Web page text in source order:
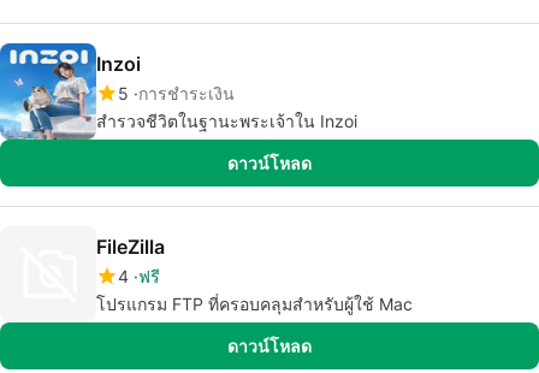
Inzoi
5 การชำระเงิน
สำรวจชีวิตในฐานะพระเจ้าใน Inzoi
ดาวน์โหลด
FileZilla
4 ฟรี
โปรแกรม FTP ที่ครอบคลุมสำหรับผู้ใช้ Mac
ดาวน์โหลด